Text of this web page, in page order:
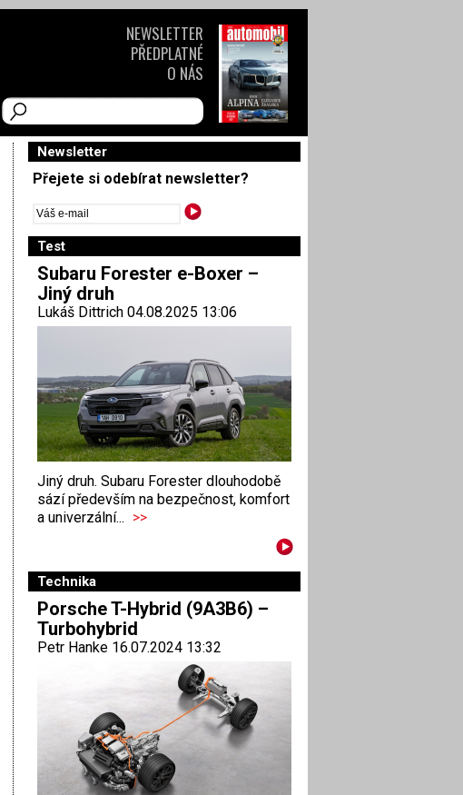
Newsletter
Přejete si odebírat newsletter?
Test
Subaru Forester e-Boxer –
Jiný druh
Lukáš Dittrich 04.08.2025 13:06
Jiný druh. Subaru Forester dlouhodobě
sází především na bezpečnost, komfort
a univerzální... >>
Technika
Porsche T-Hybrid (9A3B6) –
Turbohybrid
Petr Hanke 16.07.2024 13:32
NEWSLETTER
PŘEDPLATNÉ
O NÁS